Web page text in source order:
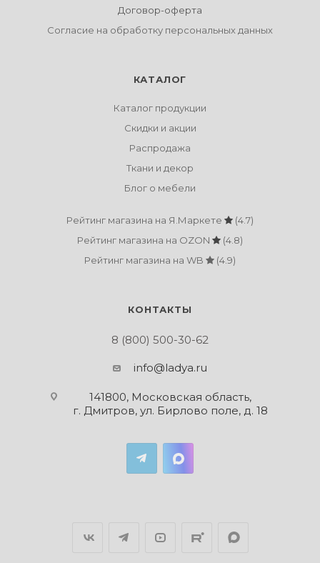
Договор-оферта
Согласие на обработку персональных данных
КАТАЛОГ
Каталог продукции
Скидки и акции
Распродажа
Ткани и декор
Блог о мебели
Рейтинг магазина на Я.Маркете
(4.7)
Рейтинг магазина на OZON
(4.8)
Рейтинг магазина на WB
(4.9)
КОНТАКТЫ
8 (800) 500-30-62
info@ladya.ru
141800, Московская область,
г. Дмитров, ул. Бирлово поле, д. 18